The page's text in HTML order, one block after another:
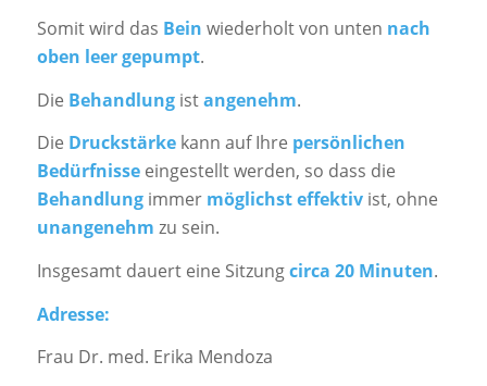
Somit wird das Bein wiederholt von unten nach
oben leer gepumpt.
Die Behandlungistangenehm.
Die Druckstärkekann auf Ihre persönlichen
Bedürfnisseeingestellt werden, so dass die
Behandlungimmer möglichst effektivist, ohne
unangenehm zu sein.
Insgesamt dauert eine Sitzungcirca 20 Minuten.
Adresse:
Frau Dr. med. Erika Mendoza